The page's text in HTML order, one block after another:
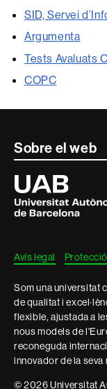
SID, Servei
Argumenta
Tests Avaluats
COPC
Contacte
informació
legal
Sobre el web
Universitat
Autònoma
de
Barcelona
Avís legal
Som una universitat
de qualitat i
flexible, ajustada a
nous models de
reconeguda
innovador de la seva
© 2026 Universitat